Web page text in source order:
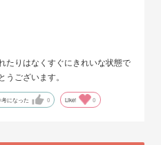
たりはなくすぐにきれいな状態で
ございます。
考になった 0 Like! 0